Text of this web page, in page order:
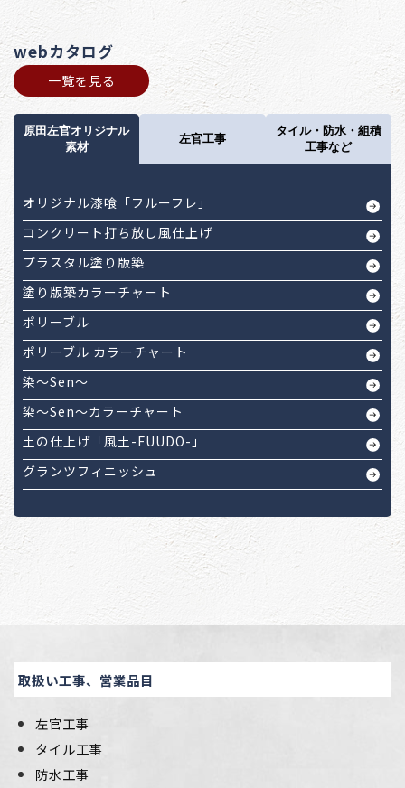
webカタログ
一覧を見る
原田左官オリジナル
素材
左官工事
タイル・防水・組積
工事など
オリジナル漆喰「フルーフレ」
コンクリート打ち放し風仕上げ
プラスタル塗り版築
塗り版築カラーチャート
ポリーブル
ポリーブル カラーチャート
染～Sen～
染～Sen～カラーチャート
土の仕上げ「風土-FUUDO-」
グランツフィニッシュ
取扱い工事、営業品目
左官工事
タイル工事
防水工事